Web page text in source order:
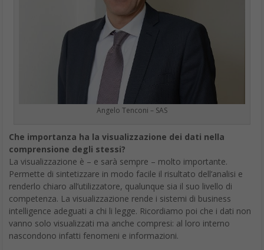
Angelo Tenconi – SAS
Che importanza ha la visualizzazione dei dati nella
comprensione degli stessi?
La visualizzazione è – e sarà sempre – molto importante.
Permette di sintetizzare in modo facile il risultato dell’analisi e
renderlo chiaro all’utilizzatore, qualunque sia il suo livello di
competenza. La visualizzazione rende i sistemi di business
intelligence adeguati a chi li legge. Ricordiamo poi che i dati non
vanno solo visualizzati ma anche compresi: al loro interno
nascondono infatti fenomeni e informazioni.